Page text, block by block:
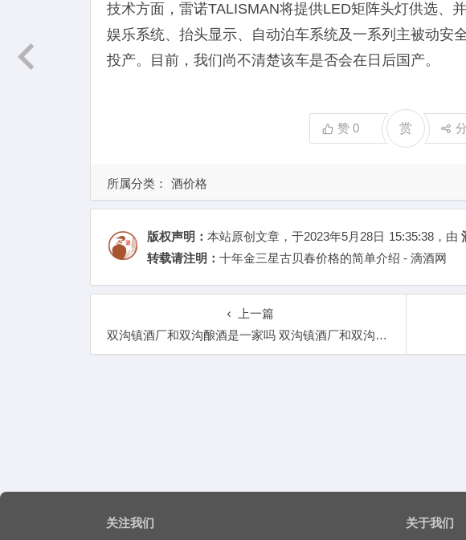
技术方面，雷诺TALISMAN将提供LED矩阵头灯供选、
娱乐系统、抬头显示、自动泊车系统及一系列主被动安
投产。目前，我们尚不清楚该车是否会在日后国产。
赞 0 赏
所属分类： 酒价格
版权声明： 本站原创文章，于2023年5月28日 15:35:38 ，由
转载请注明： 十年金三星古贝春价格的简单介绍 - 滴酒网
上一篇
双沟镇酒厂和双沟酿酒是一家吗 双沟镇酒厂和双沟酿酒是一家吗还是一家
关注我们 关于我们